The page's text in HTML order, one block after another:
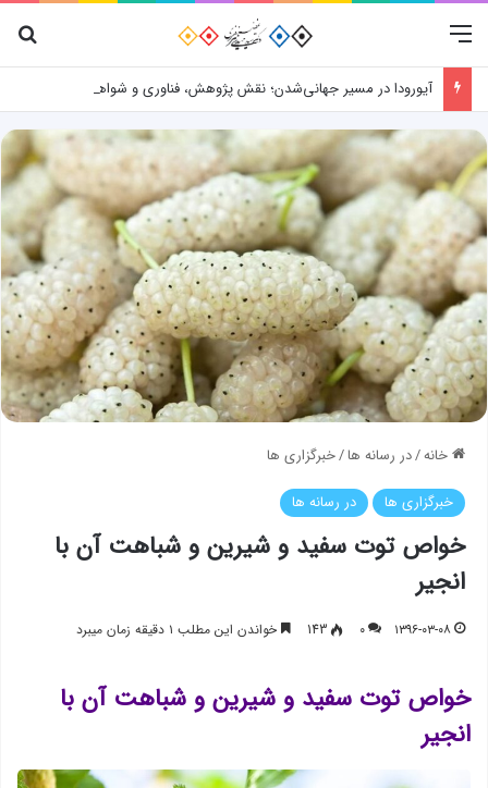
منو
آیورودا در مسیر جهانی‌شدن؛ نقش پژوهش، فناوری و شواهد علمی
خانه/در رسانه ها/خبرگزاری ها
خبرگزاری ها در رسانه ها
خواص توت سفید و شیرین و شباهت آن با
انجیر
۱۳۹۶-۰۳-۰۸ ۰ 143 خواندن این مطلب ۱ دقیقه زمان میبرد
خواص توت سفید و شیرین و شباهت آن با
انجیر